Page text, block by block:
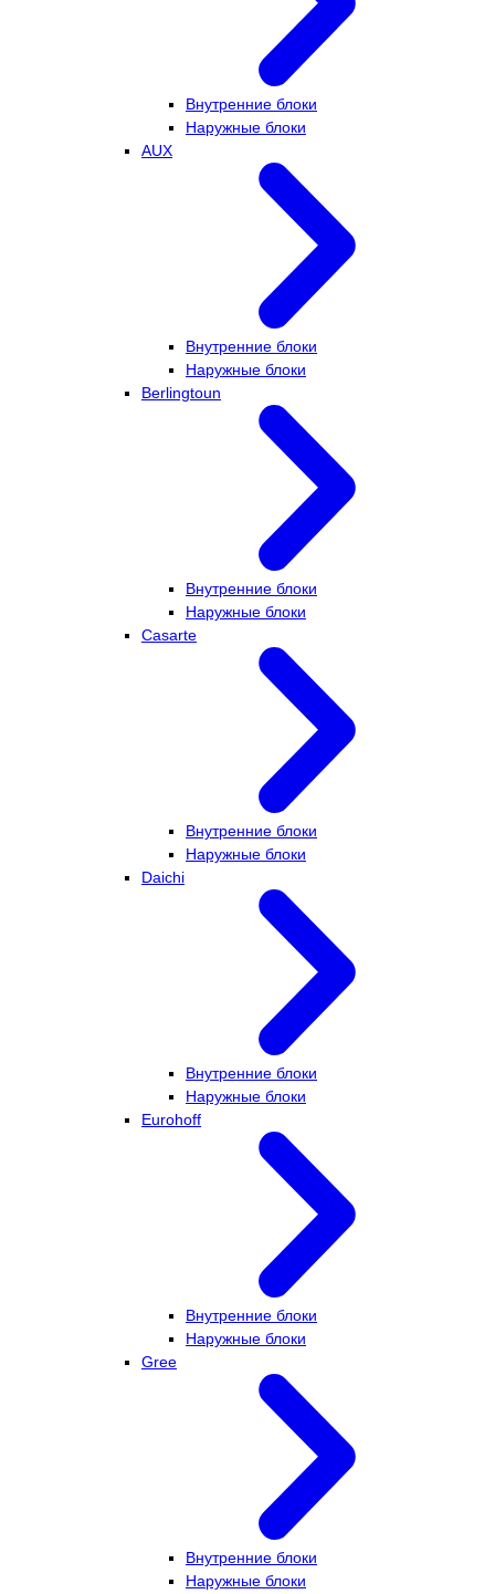
Внутренние блоки
Наружные блоки
AUX
Внутренние блоки
Наружные блоки
Berlingtoun
Внутренние блоки
Наружные блоки
Casarte
Внутренние блоки
Наружные блоки
Daichi
Внутренние блоки
Наружные блоки
Eurohoff
Внутренние блоки
Наружные блоки
Gree
Внутренние блоки
Наружные блоки